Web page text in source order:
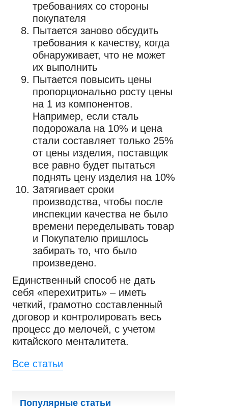
требованиях со стороны
покупателя
Пытается заново обсудить
требования к качеству, когда
обнаруживает, что не может
их выполнить
Пытается повысить цены
пропорционально росту цены
на 1 из компонентов.
Например, если сталь
подорожала на 10% и цена
стали составляет только 25%
от цены изделия, поставщик
все равно будет пытаться
поднять цену изделия на 10%
Затягивает сроки
производства, чтобы после
инспекции качества не было
времени переделывать товар
и Покупателю пришлось
забирать то, что было
произведено.
Единственный способ не дать
себя «перехитрить» – иметь
четкий, грамотно составленный
договор и контролировать весь
процесс до мелочей, с учетом
китайского менталитета.
Все статьи
Популярные статьи